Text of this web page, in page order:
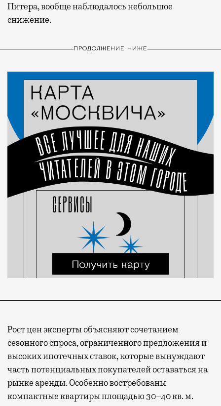
Питера, вообще наблюдалось небольшое
снижение.
ПРОДОЛЖЕНИЕ НИЖЕ
Рост цен эксперты объясняют сочетанием
сезонного спроса, ограниченного предложения и
высоких ипотечных ставок, которые вынуждают
часть потенциальных покупателей оставаться на
рынке аренды. Особенно востребованы
компактные квартиры площадью 30–40 кв. м.